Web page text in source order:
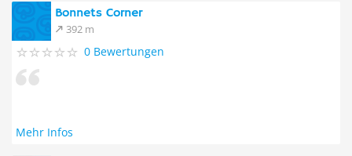
Bonnets Corner
392 m
0 Bewertungen
Mehr Infos